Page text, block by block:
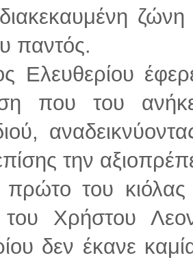
παντός.
Ελευθερίου
που του
την
του κιόλας
Χρήστου
δεν έκανε